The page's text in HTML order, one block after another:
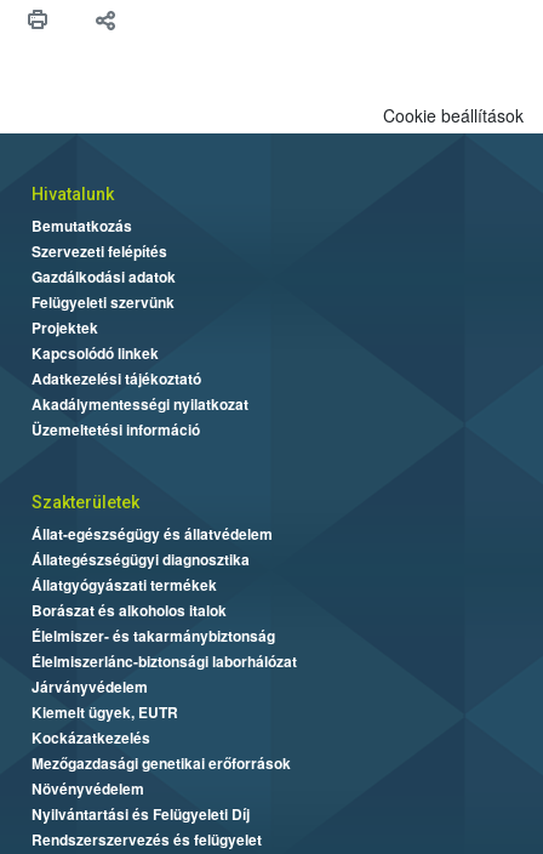
Cookie beállítások
Hivatalunk
Bemutatkozás
Szervezeti felépítés
Gazdálkodási adatok
Felügyeleti szervünk
Projektek
Kapcsolódó linkek
Adatkezelési tájékoztató
Akadálymentességi nyilatkozat
Üzemeltetési információ
Szakterületek
Állat-egészségügy és állatvédelem
Állategészségügyi diagnosztika
Állatgyógyászati termékek
Borászat és alkoholos italok
Élelmiszer- és takarmánybiztonság
Élelmiszerlánc-biztonsági laborhálózat
Járványvédelem
Kiemelt ügyek, EUTR
Kockázatkezelés
Mezőgazdasági genetikai erőforrások
Növényvédelem
Nyilvántartási és Felügyeleti Díj
Rendszerszervezés és felügyelet